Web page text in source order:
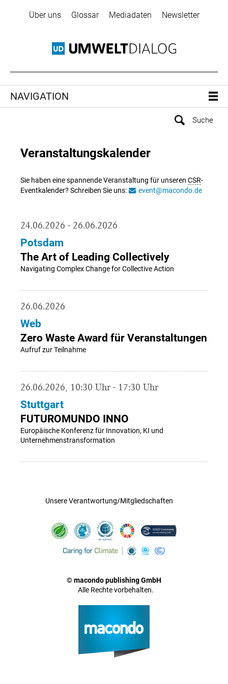
Über uns Glossar Mediadaten Newsletter
NAVIGATION
Veranstaltungskalender
Sie haben eine spannende Veranstaltung für unseren CSR-
Eventkalender? Schreiben Sie uns:
event@macondo.de
24.06.2026 - 26.06.2026
Potsdam
The Art of Leading Collectively
Navigating Complex Change for Collective Action
26.06.2026
Web
Zero Waste Award für Veranstaltungen
Aufruf zur Teilnahme
26.06.2026, 10:30 Uhr - 17:30 Uhr
Stuttgart
FUTUROMUNDO INNO
Europäische Konferenz für Innovation, KI und
Unternehmenstransformation
Unsere Verantwortung/Mitgliedschaften
© macondo publishing GmbH
Alle Rechte vorbehalten.